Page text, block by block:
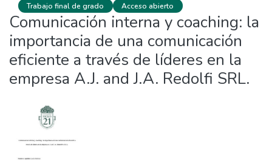
Trabajo final de grado Acceso abierto
Comunicación interna y coaching: la
importancia de una comunicación
eficiente a través de líderes en la
empresa A.J. and J.A. Redolfi SRL.